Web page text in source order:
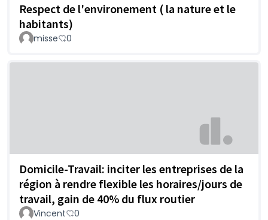
Respect de l'environement ( la nature et le
habitants)
misse 0
Domicile-Travail: inciter les entreprises de la
région à rendre flexible les horaires/jours de
travail, gain de 40% du flux routier
Vincent 0